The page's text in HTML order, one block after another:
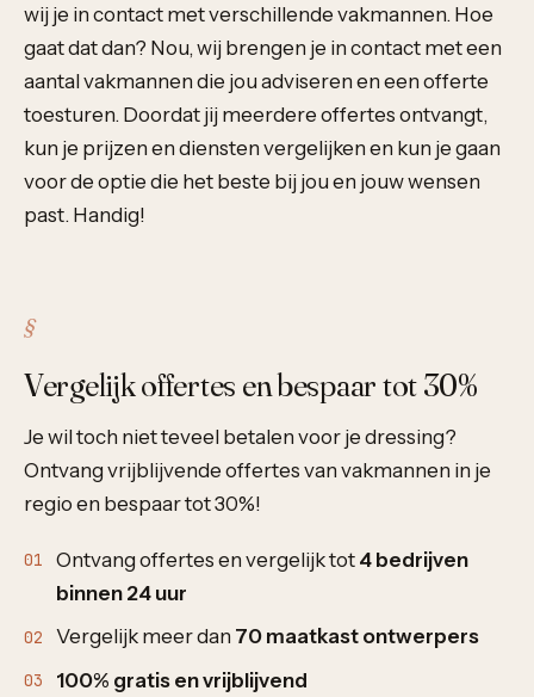
wij je in contact met verschillende vakmannen. Hoe
gaat dat dan? Nou, wij brengen je in contact met een
aantal vakmannen die jou adviseren en een offerte
toesturen. Doordat jij meerdere offertes ontvangt,
kun je prijzen en diensten vergelijken en kun je gaan
voor de optie die het beste bij jou en jouw wensen
past. Handig!
Vergelijk offertes en bespaar tot 30%
Je wil toch niet teveel betalen voor je dressing?
Ontvang vrijblijvende offertes van vakmannen in je
regio en bespaar tot 30%!
Ontvang offertes en vergelijk tot 4 bedrijven
binnen 24 uur
Vergelijk meer dan 70 maatkast ontwerpers
100% gratis en vrijblijvend